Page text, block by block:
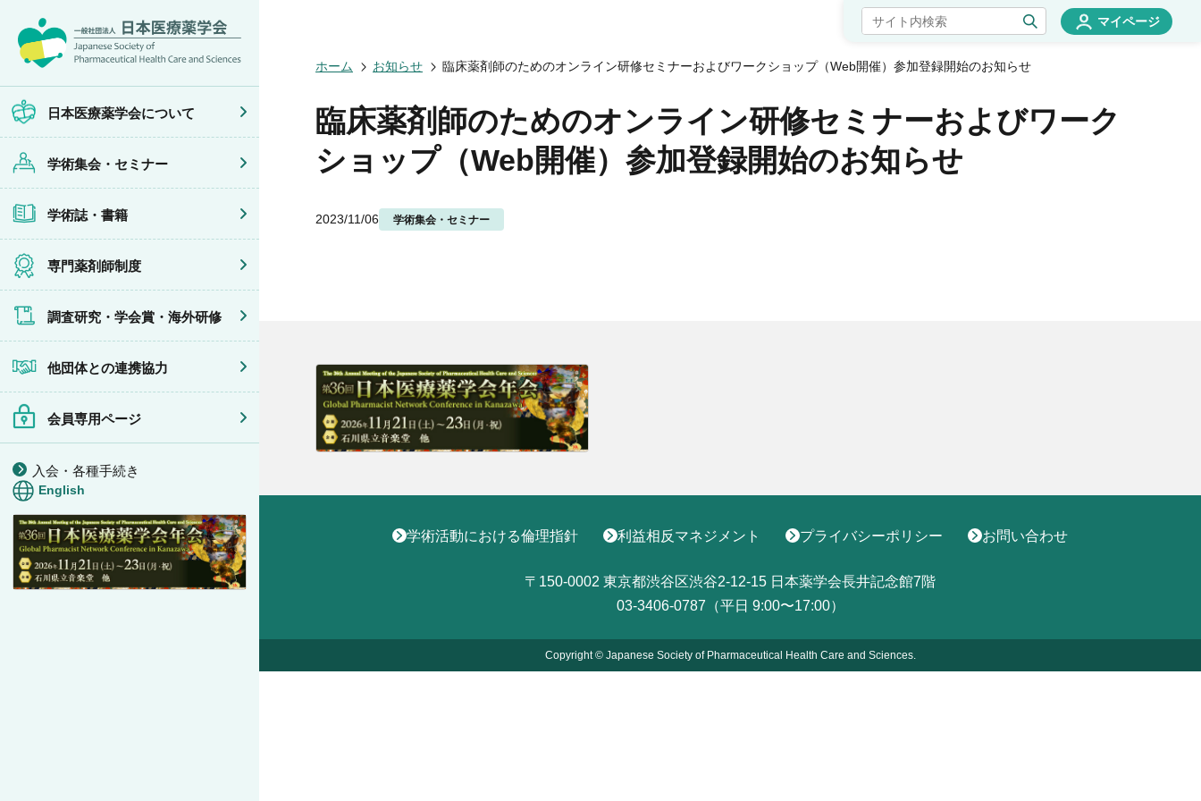
日本医療薬学会について
会頭挨拶
沿革・あゆみ
組織・名簿
委員会
規程・細則
薬剤師業務に関する情報提供
学術集会・セミナー
年会
フレッシャーズ・カンファランス
臨床研究セミナー
薬物療法集中講義
がん専門薬剤師集中教育講座
症例関連セミナー
学術誌・書籍
JPHCS（英文誌）
専門薬剤師制度
医療薬学専門薬剤師制度
薬物療法専門薬剤師制度
地域薬学ケア専門薬剤師制度
調査研究・学会賞・海外研修
学会賞
他団体との連携協力
イベントの共催・後援
会員専用ページ
マイページ
入会・各種手続き
English
マイページ
ホーム お知らせ 臨床薬剤師のためのオンライン研修セミナーおよびワークショップ（Web開催）参加登録開始のお知らせ
臨床薬剤師のためのオンライン研修セミナーおよびワーク
ショップ（Web開催）参加登録開始のお知らせ
2023/11/06 学術集会・セミナー
学術活動における倫理指針 利益相反マネジメント プライバシーポリシー お問い合わせ
〒150-0002 東京都渋谷区渋谷2-12-15 日本薬学会長井記念館7階
03-3406-0787（平日 9:00〜17:00）
Copyright © Japanese Society of Pharmaceutical Health Care and Sciences.